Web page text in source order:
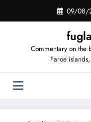
indhold
09/08/
Commentary on the
Faroe